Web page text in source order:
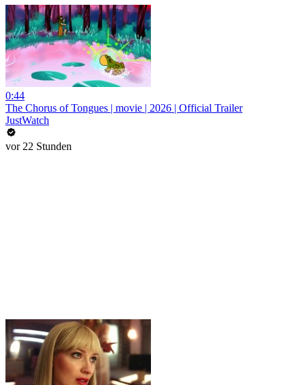
0:44
The Chorus of Tongues | movie | 2026 | Official Trailer
JustWatch
vor 22 Stunden